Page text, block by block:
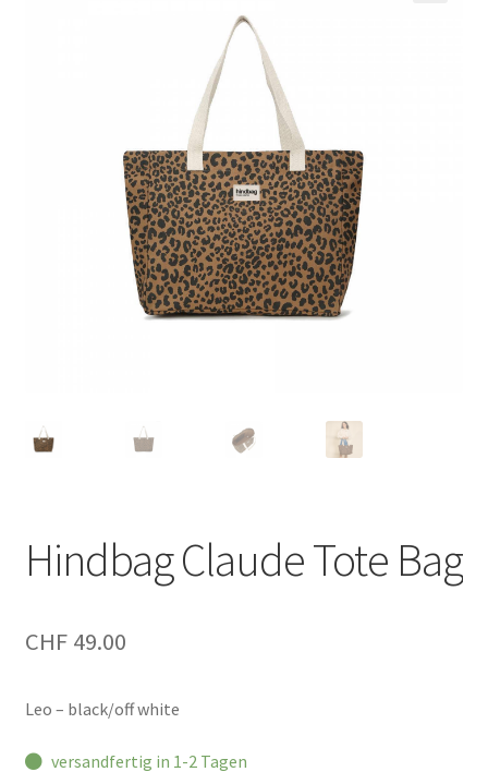
Hindbag Claude Tote Bag
CHF49.00
Leo – black/off white
versandfertig in 1-2 Tagen